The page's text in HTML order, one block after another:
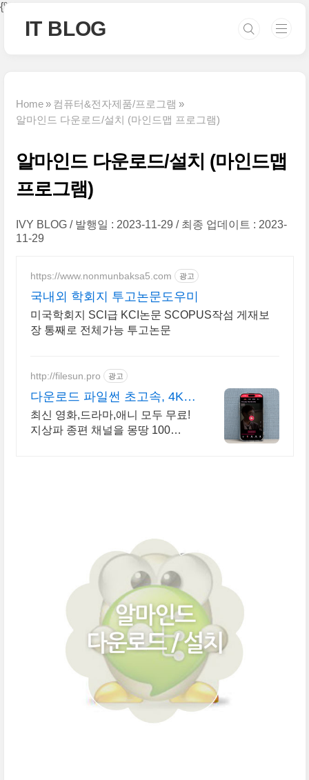
{% if category %}
본문 바로가기
IT BLOG
Home
컴퓨터&전자제품/프로그램
알마인드 다운로드/설치 (마인드맵 프로그램)
알마인드 다운로드/설치 (마인드맵
프로그램)
IVY BLOG 발행일 : 2023-11-29
최종 업데이트 : 2023-
11-29
https://www.nonmunbaksa5.com 광고
국내외 학회지 투고논문도우미
미국학회지 SCI급 KCI논문 SCOPUS작섬 게재보
장 통째로 전체가능 투고논문
http://filesun.pro 광고
다운로드 파일썬 초고속, 4K
실시간 보기!
최신 영화,드라마,애니 모두 무료!
지상파 종편 채널을 몽땅 100